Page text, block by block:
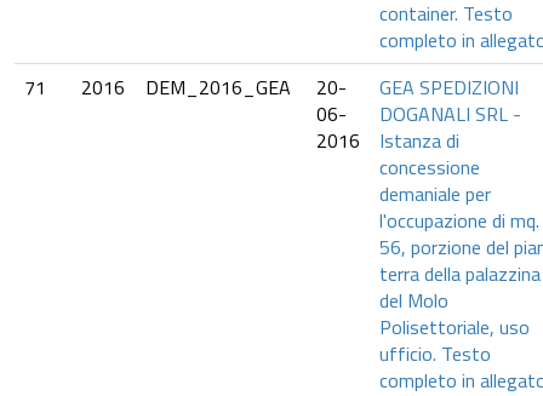
container. Testo
completo in
71
2016 DEM_2016_GEA
20-
06-
2016
GEA SPEDIZIONI
DOGANALI SRL -
Istanza di
concessione
demaniale per
l'occupazione di mq.
56, porzione del
terra della
del Molo
Polisettoriale, uso
ufficio. Testo
completo in